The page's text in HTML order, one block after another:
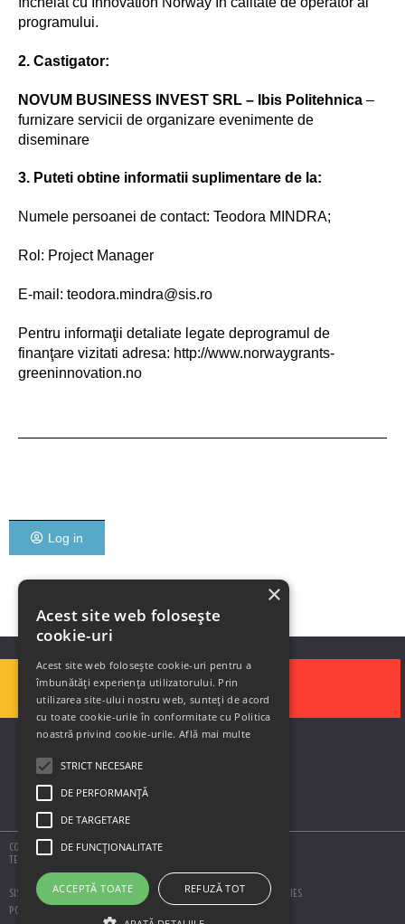
programului.
2. Castigator:
NOVUM BUSINESS INVEST SRL – Ibis Politehnica –
furnizare servicii de organizare evenimente de
diseminare
3. Puteti obtine informatii suplimentare de la:
Numele persoanei de contact: Teodora MINDRA;
Rol: Project Manager
E-mail: teodora.mindra@sis.ro
Pentru informaţii detaliate legate deprogramul de
finanţare vizitati adresa: http://www.norwaygrants-
greeninnovation.no
Log in
COPYRIGHT © 2020 SOLUTII DE AUTOMATIZARE SIS
TERMS AND CONDITIONS
SISTEME SERVICII RESEARCH CONTACT
POLITICA COOKIES
POLITICA DE CONFIDENTIALITATE
×
Acest site web folosește
cookie-uri
Acest site web folosește cookie-uri pentru a
îmbunătăți experiența utilizatorului. Prin
utilizarea site-ului nostru web, sunteți de acord
cu toate cookie-urile în conformitate cu Politica
noastră privind cookie-urile. Află mai multe
STRICT NECESARE
DE PERFORMANȚĂ
DE TARGETARE
DE FUNCŢIONALITATE
ACCEPTĂ TOATE REFUZĂ TOT